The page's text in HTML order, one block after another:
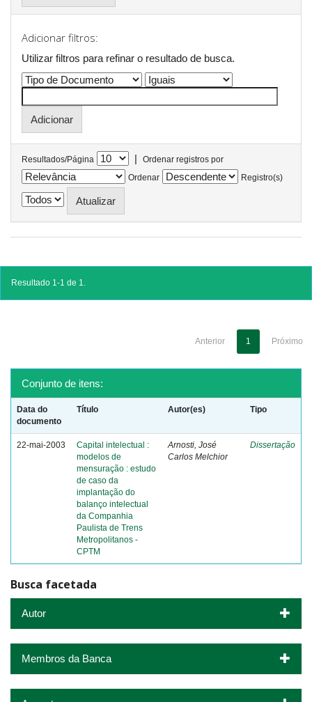
Adicionar filtros:
Utilizar filtros para refinar o resultado de busca.
Resultados/Página |
Ordenar registros por
Ordenar
Registro(s)
Resultado 1-1 de 1.
Anterior 1 Próximo
Conjunto de itens:
Data do
documento
Título Autor(es) Tipo
22-mai-2003
Capital intelectual :
modelos de
mensuração : estudo
de caso da
implantação do
balanço intelectual
da Companhia
Paulista de Trens
Metropolitanos -
CPTM
Arnosti, José
Carlos Melchior
Dissertação
Busca facetada
Autor
Membros da Banca